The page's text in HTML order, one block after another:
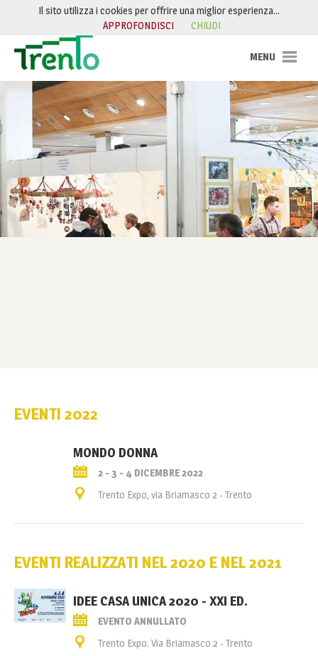
Salta al contenuto
EVENTI 2022
MONDO DONNA
2 - 3 - 4 DICEMBRE 2022
Trento Expo, via Briamasco 2 - Trento
EVENTI REALIZZATI NEL 2020 E NEL 2021
IDEE CASA UNICA 2020 - XXI ED.
EVENTO ANNULLATO
Trento Expo. Via Briamasco 2 - Trento
Il sito utilizza i cookies per offrire una miglior esperienza…
APPROFONDISCI
CHIUDI